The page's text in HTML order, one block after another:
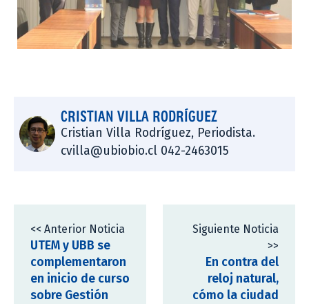
CRISTIAN VILLA RODRÍGUEZ
Cristian Villa Rodríguez, Periodista.
cvilla@ubiobio.cl 042-2463015
<< Anterior Noticia
UTEM y UBB se
complementaron
en inicio de curso
sobre Gestión
Siguiente Noticia
>>
En contra del
reloj natural,
cómo la ciudad